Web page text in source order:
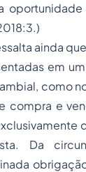
ainda que
em
como
compra e
Da